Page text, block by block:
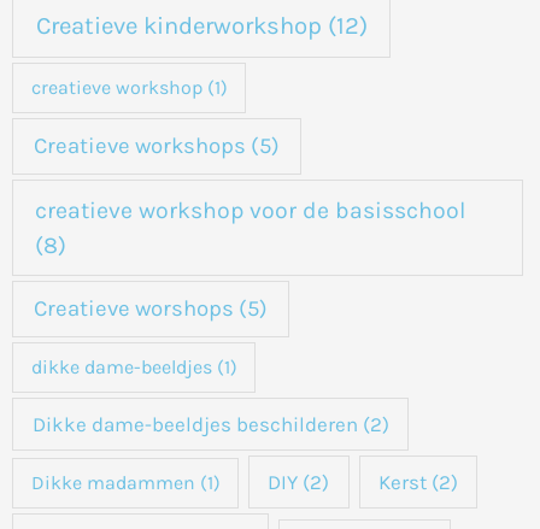
Creatieve kinderworkshop (12)
creatieve workshop(1)
Creatieve workshops (5)
creatieve workshop voor de basisschool
(8)
Creatieve worshops (5)
dikke dame-beeldjes(1)
Dikke dame-beeldjes beschilderen (2)
Dikke madammen (1) DIY (2) Kerst(2)